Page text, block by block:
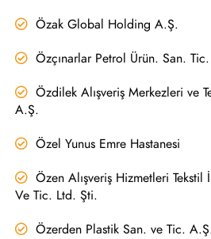
Özak Global Holding A.Ş.
Özçınarlar Petrol Ürün. San.
Özdilek Alışveriş Merkezleri ve
A.Ş.
Özel Yunus Emre Hastanesi
Özen Alışveriş Hizmetleri Tekstil
Ve Tic. Ltd. Şti.
Özerden Plastik San. ve Tic.